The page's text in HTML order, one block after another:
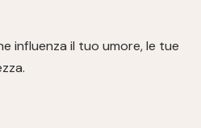
influenza il tuo umore, le tue